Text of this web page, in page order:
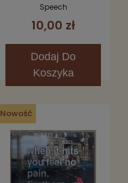
Speech
10,00 zł
Dodaj Do
Koszyka
Nowość